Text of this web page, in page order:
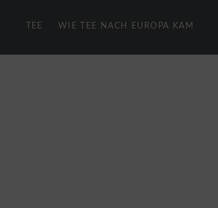
TEE WIE TEE NACH EUROPA KAM